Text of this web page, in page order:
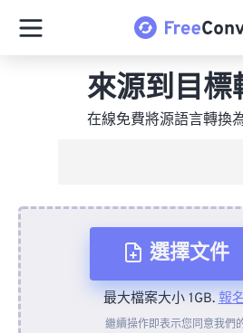
來源到目標
在線免費將源語言轉換
選擇文件
來自裝置
最大檔案大小 1GB.報
繼續操作即表示您同意我們